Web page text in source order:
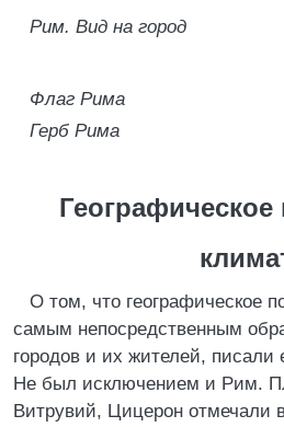
Рим. Вид на город
Флаг Рима
Герб Рима
О том, что географическое
самым непосредственным
городов и их жителей,
Не был исключением и Рим.
Витрувий, Цицерон отмечали